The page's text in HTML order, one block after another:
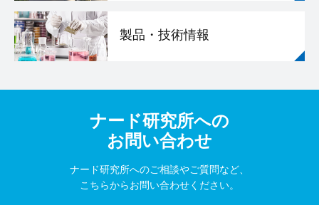
製品・技術情報
ナード研究所への
お問い合わせ
ナード研究所へのご相談やご質問など、
こちらからお問い合わせください。